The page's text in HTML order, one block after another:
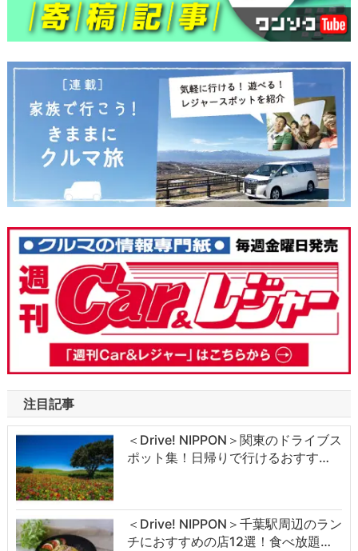
注目記事
＜Drive! NIPPON＞関東のドライブス
ポット集！日帰りで行けるおすす…
＜Drive! NIPPON＞千葉駅周辺のラン
チにおすすめの店12選！食べ放題…